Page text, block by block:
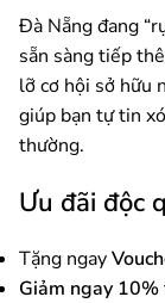
Đà Nẵng đang
sẵn sàng tiếp
lỡ cơ hội sở hữu
giúp bạn tự tin
thường.
Ưu đãi độc
Tặng ngay
Giảm ngay 10%